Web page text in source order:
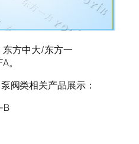
方中大/东方一
。
类相关产品展示：
B